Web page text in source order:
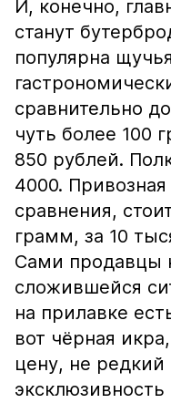
И, конечно,
станут
популярна
сравнительно
чуть более 100
850 рублей.
4000.
сравнения,
грамм, за 10
Сами продавцы
сложившейся
на прилавке
вот чёрная
цену, не редкий